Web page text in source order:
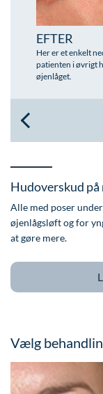
Øre-
EFTER
Her er et enkelt
patienten i øvrigt
øjenlåget.
Hudoverskud på
Alle med poser
øjenlågsløft og for
at gøre mere.
Vælg